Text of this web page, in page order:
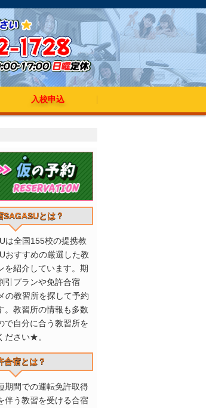
入校申込
SAGASUとは？
は全国155校の提携教
おすすめの厳選した教
を紹介しています。期
引プランや免許合宿
の教習所を探して予約
。教習所の情報も多数
で自分に合う教習所を
ださい★。
合宿とは？
期間での運転免許取得
伴う教習を受ける合宿